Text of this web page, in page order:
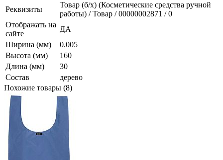
Реквизиты
Товар (б/х) (Косметические средства ручной
работы) / Товар / 00000002871 / 0
Отображать на
сайте
ДА
Ширина (мм)
0.005
Высота (мм)
160
Длина (мм)
30
Состав
дерево
Похожие товары (8)